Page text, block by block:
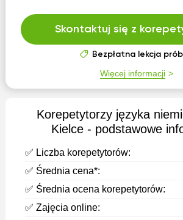
Skontaktuj się z
Bezpłatna lekcja
Więcej informacji
Korepetytorzy języka
Kielce - podstawowe
✅ Liczba korepetytorów:
✅ Średnia cena*:
✅ Średnia ocena korepetytorów:
✅ Zajęcia online: